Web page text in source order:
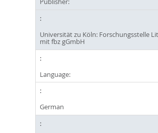
Universität zu Köln: Forschungsstelle
mit fbz gGmbH
Language:
German